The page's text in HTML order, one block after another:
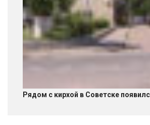
Рядом с кирхой в Советске